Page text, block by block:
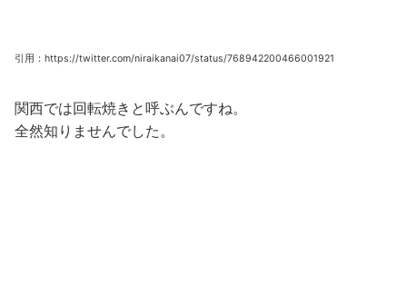
引用：https://twitter.com/niraikanai07/status/768942200466001921
関西では回転焼きと呼ぶんですね。
全然知りませんでした。